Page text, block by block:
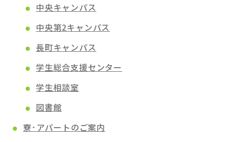
中央キャンパス
中央第2キャンパス
長町キャンパス
学生総合支援センター
学生相談室
図書館
寮･アパートのご案内